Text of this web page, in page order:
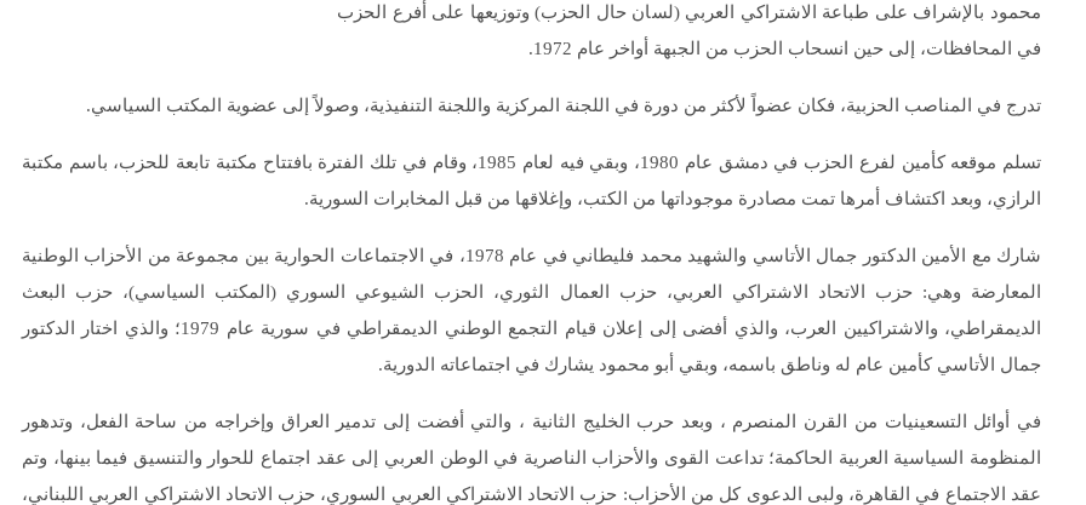
محمود بالإشراف على طباعة الاشتراكي العربي (لسان حال الحزب) وتوزيعها على أفرع الحزب
في المحافظات، إلى حين انسحاب الحزب من الجبهة أواخر عام 1972.
تدرج في المناصب الحزبية، فكان عضواً لأكثر من دورة في اللجنة المركزية واللجنة التنفيذية، وصولاً إلى عضوية المكتب السياسي.
تسلم موقعه كأمين لفرع الحزب في دمشق عام 1980، وبقي فيه لعام 1985، وقام في تلك الفترة بافتتاح مكتبة تابعة للحزب، باسم مكتبة
الرازي، وبعد اكتشاف أمرها تمت مصادرة موجوداتها من الكتب، وإغلاقها من قبل المخابرات السورية.
شارك مع الأمين الدكتور جمال الأتاسي والشهيد محمد فليطاني في عام 1978، في الاجتماعات الحوارية بين مجموعة من الأحزاب الوطنية
المعارضة وهي: حزب الاتحاد الاشتراكي العربي، حزب العمال الثوري، الحزب الشيوعي السوري (المكتب السياسي)، حزب البعث
الديمقراطي، والاشتراكيين العرب، والذي أفضى إلى إعلان قيام التجمع الوطني الديمقراطي في سورية عام 1979؛ والذي اختار الدكتور
جمال الأتاسي كأمين عام له وناطق باسمه، وبقي أبو محمود يشارك في اجتماعاته الدورية.
في أوائل التسعينيات من القرن المنصرم ، وبعد حرب الخليج الثانية ، والتي أفضت إلى تدمير العراق وإخراجه من ساحة الفعل، وتدهور
المنظومة السياسية العربية الحاكمة؛ تداعت القوى والأحزاب الناصرية في الوطن العربي إلى عقد اجتماع للحوار والتنسيق فيما بينها، وتم
عقد الاجتماع في القاهرة، ولبى الدعوى كل من الأحزاب: حزب الاتحاد الاشتراكي العربي السوري، حزب الاتحاد الاشتراكي العربي اللبناني،